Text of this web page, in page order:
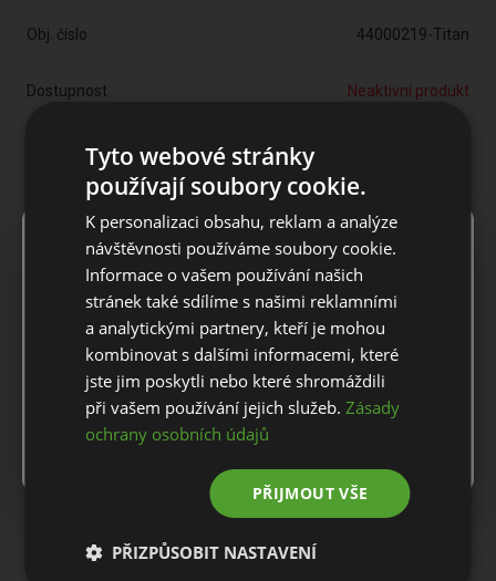
Obj. číslo 44000219-Titan
Dostupnost Neaktivní produkt
106114 Kč
Prodej skončil
DOPRAVA A VRÁCENÍ
ZÁKAZNICKÝ SERVIS
Notice
For European orders outside Slovakia and Czech Republic,
please use our European website.
Stay on this website
Go to European website
Tyto webové stránky
používají soubory cookie.
K personalizaci obsahu, reklam a analýze
návštěvnosti používáme soubory cookie.
Informace o vašem používání našich
stránek také sdílíme s našimi reklamními
a analytickými partnery, kteří je mohou
kombinovat s dalšími informacemi, které
jste jim poskytli nebo které shromáždili
při vašem používání jejich služeb.Zásady
ochrany osobních údajů
PŘIJMOUT VŠE
PŘIZPŮSOBIT NASTAVENÍ